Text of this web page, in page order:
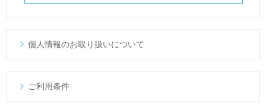
 個人情報のお取り扱いについて
 ご利用条件